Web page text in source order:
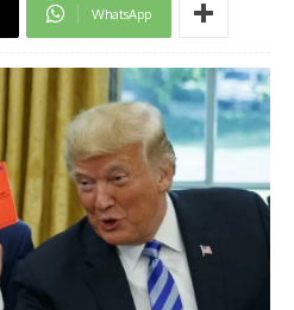
WhatsApp